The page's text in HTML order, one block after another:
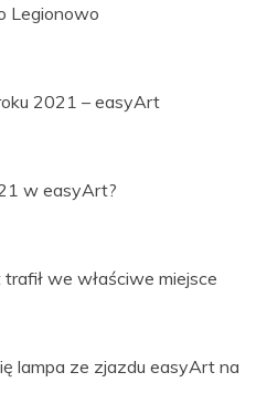
Legionowo
2021 – easyArt
w easyArt?
we właściwe miejsce
lampa ze zjazdu easyArt na